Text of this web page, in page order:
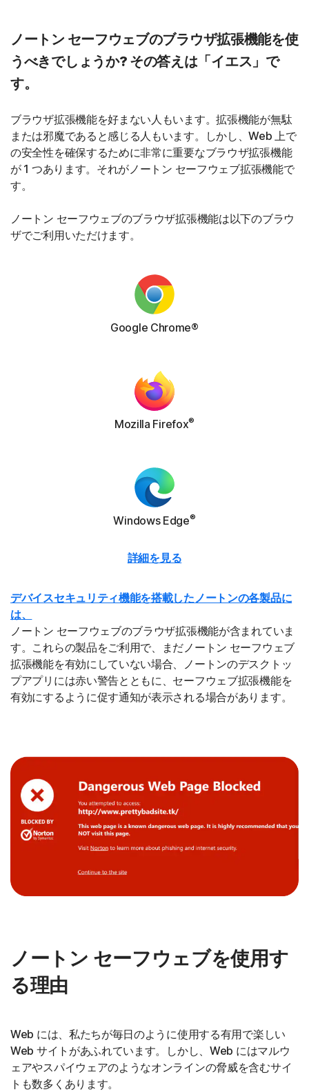
ノートン セーフウェブのブラウザ拡張機能を使
うべきでしょうか? その答えは「イエス」で
す。
ブラウザ拡張機能を好まない人もいます。拡張機能が無駄
または邪魔であると感じる人もいます。しかし、Web 上で
の安全性を確保するために非常に重要なブラウザ拡張機能
が 1 つあります。それがノートン セーフウェブ拡張機能で
す。
ノートン セーフウェブのブラウザ拡張機能は以下のブラウ
ザでご利用いただけます。
Google Chrome®
Mozilla Firefox®
Windows Edge®
詳細を見る
デバイスセキュリティ機能を搭載したノートンの各製品に
は、
ノートン セーフウェブのブラウザ拡張機能が含まれていま
す。これらの製品をご利用で、まだノートン セーフウェブ
拡張機能を有効にしていない場合、ノートンのデスクトッ
プアプリには赤い警告とともに、セーフウェブ拡張機能を
有効にするように促す通知が表示される場合があります。
ノートン セーフウェブを使用す
る理由
Web には、私たちが毎日のように使用する有用で楽しい
Web サイトがあふれています。しかし、Web にはマルウ
ェアやスパイウェアのようなオンラインの脅威を含むサイ
トも数多くあります。